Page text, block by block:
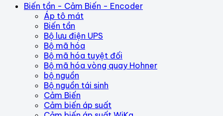
Biến tần - Cảm Biến - Encoder
Áp tô mát
Biến tần
Bộ lưu điện UPS
Bộ mã hóa
Bộ mã hóa tuyệt đối
Bộ mã hóa vòng quay Hohner
bộ nguồn
Bộ nguồn tái sinh
Cảm Biến
Cảm biến áp suất